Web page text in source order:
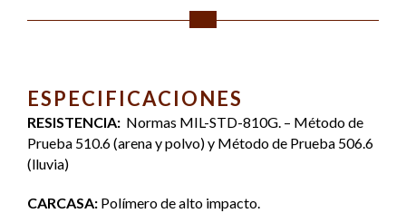
ESPECIFICACIONES
RESISTENCIA: Normas MIL-STD-810G. – Método de
Prueba 510.6 (arena y polvo) y Método de Prueba 506.6
(lluvia)
CARCASA: Polímero de alto impacto.